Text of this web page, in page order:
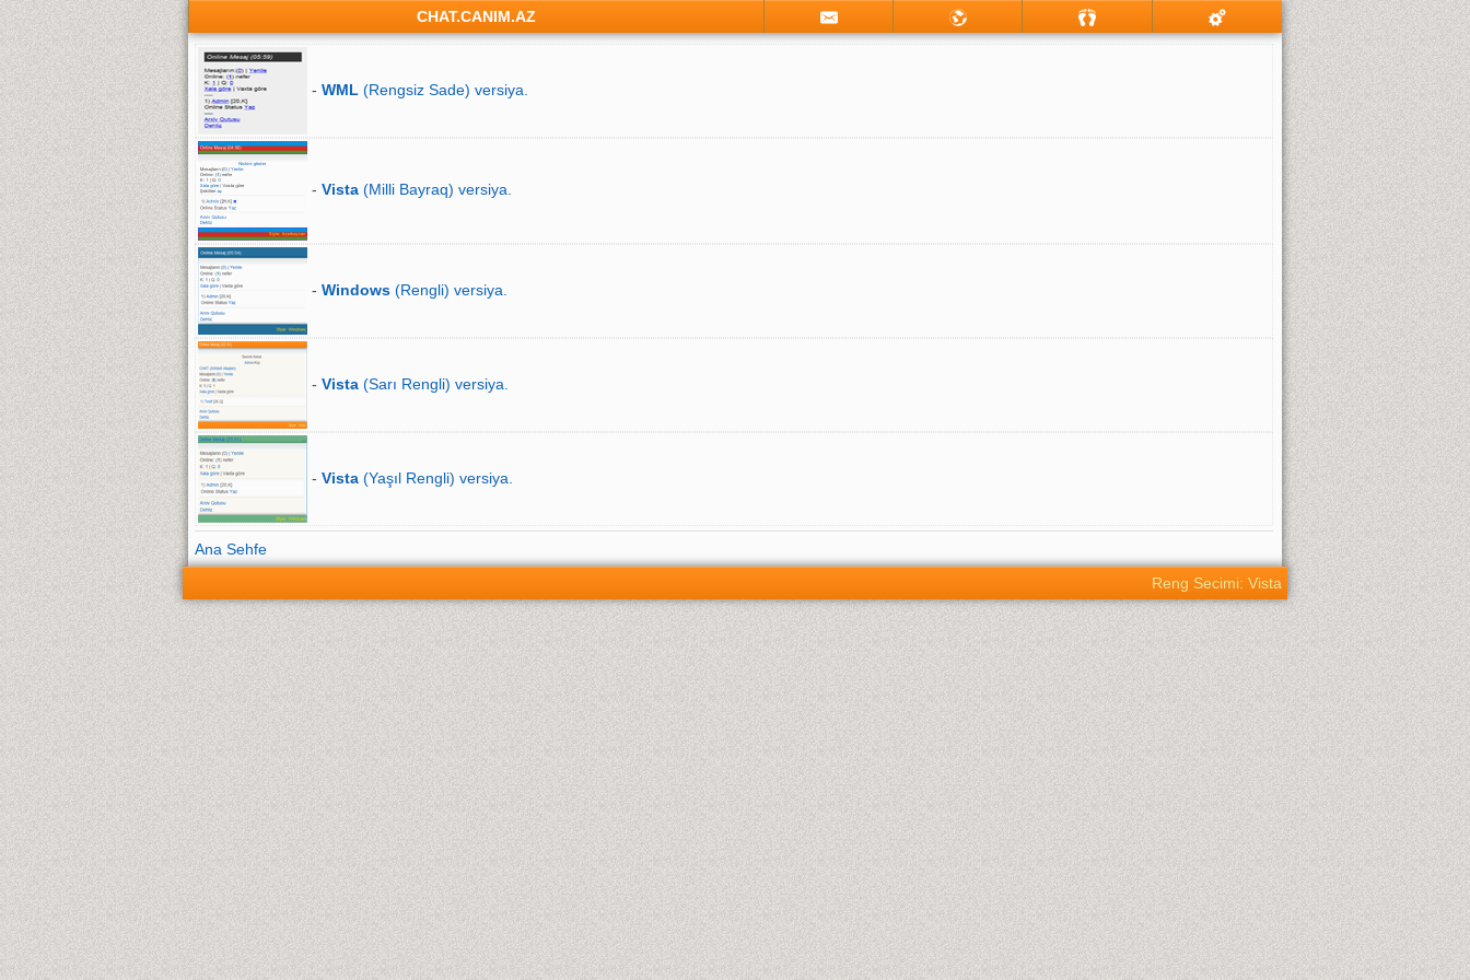
CHAT.CANIM.AZ
- WML (Rengsiz Sade) versiya.
- Vista (Milli Bayraq) versiya.
- Windows (Rengli) versiya.
- Vista (Sarı Rengli) versiya.
- Vista (Yaşıl Rengli) versiya.
Ana Sehfe
Reng Secimi: Vista